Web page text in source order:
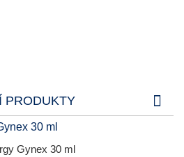
PRODUKTY
Gynex 30 ml